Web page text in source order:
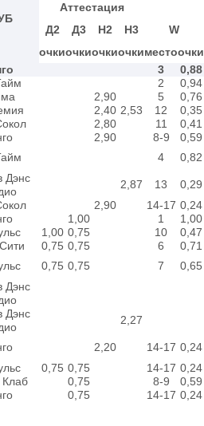
Аттестация
Д2
Д3 Н2 Н3 W
очкиочкиочкиочкиместоочки
3 0,88
2 0,94
2,90 5 0,76
2,40 2,53 12 0,35
2,80 11 0,41
2,90 8-9 0,59
4 0,82
Дэнс
2,87 13
0,29
2,90 14-17 0,24
1,00 1 1,00
1,00 0,75 10 0,47
0,75 0,75 6 0,71
0,75 0,75 7 0,65
Дэнс
Дэнс
2,27
2,20 14-17 0,24
0,75 0,75 14-17 0,24
Клаб 0,75 8-9 0,59
0,75 14-17 0,24